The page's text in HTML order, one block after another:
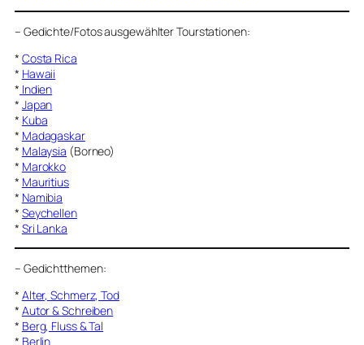
– Gedichte/Fotos ausgewählter Tourstationen:
* Costa Rica
* Hawaii
* Indien
* Japan
* Kuba
* Madagaskar
* Malaysia (Borneo)
* Marokko
* Mauritius
* Namibia
* Seychellen
* Sri Lanka
– Gedichtthemen:
* Alter, Schmerz, Tod
* Autor & Schreiben
* Berg, Fluss & Tal
* Berlin